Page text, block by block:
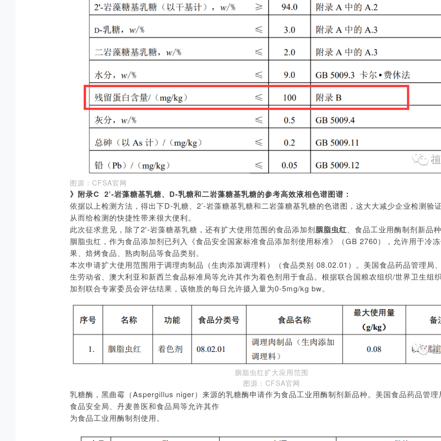
图源：CFSA官网
》附录C 2’-岩藻糖基乳糖、D-乳糖和二岩藻糖基乳糖的参考高效液相色谱图谱：
依据以上检测方法，得出下D-乳糖、2’-岩藻糖基乳糖和二岩藻糖基乳糖的色谱图，这大大减少企业检测验
从而给检测的快捷性带来很大便利。
此次征求意见，除了2'-岩藻糖基乳糖，还有扩大使用范围的食品添加剂胭脂虫红 、食品工业用酶制剂新品种
胭脂虫红，作为食品添加剂已列入《食品安全国家标准食品添加剂使用标准》（GB 2760），允许用于冷
果、焙烤食品、熟肉制品等食品类别。
本次申请扩大使用范围用于调理肉制品（生肉添加调理料）（食品类别 08.02.01）。美国食品药品管理局
生劳动省、澳大利亚和新西兰食品标准局等允许其作为着色剂用于食品。根据联合国粮农组织/世界卫生组
加剂联合专家委员会评估结果，该物质的每日允许摄入量为0-5mg/kg bw。
胭脂虫红扩大应用范围
图源：CFSA官网
乳糖酶，黑曲霉（Aspergillus niger）来源的乳糖酶申请作为食品工业用酶制剂新品种。美国食品药品管理
食品安全局、丹麦兽医和食品局等允许其作
为食品工业用酶制剂使用。